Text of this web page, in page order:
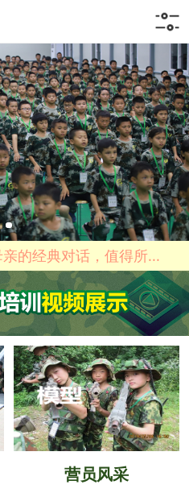
的经典对话，值得所...
营员风采